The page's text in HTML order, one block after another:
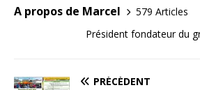
A propos de Marcel
579 Articles
Président fondateur du
PRÉCÉDENT